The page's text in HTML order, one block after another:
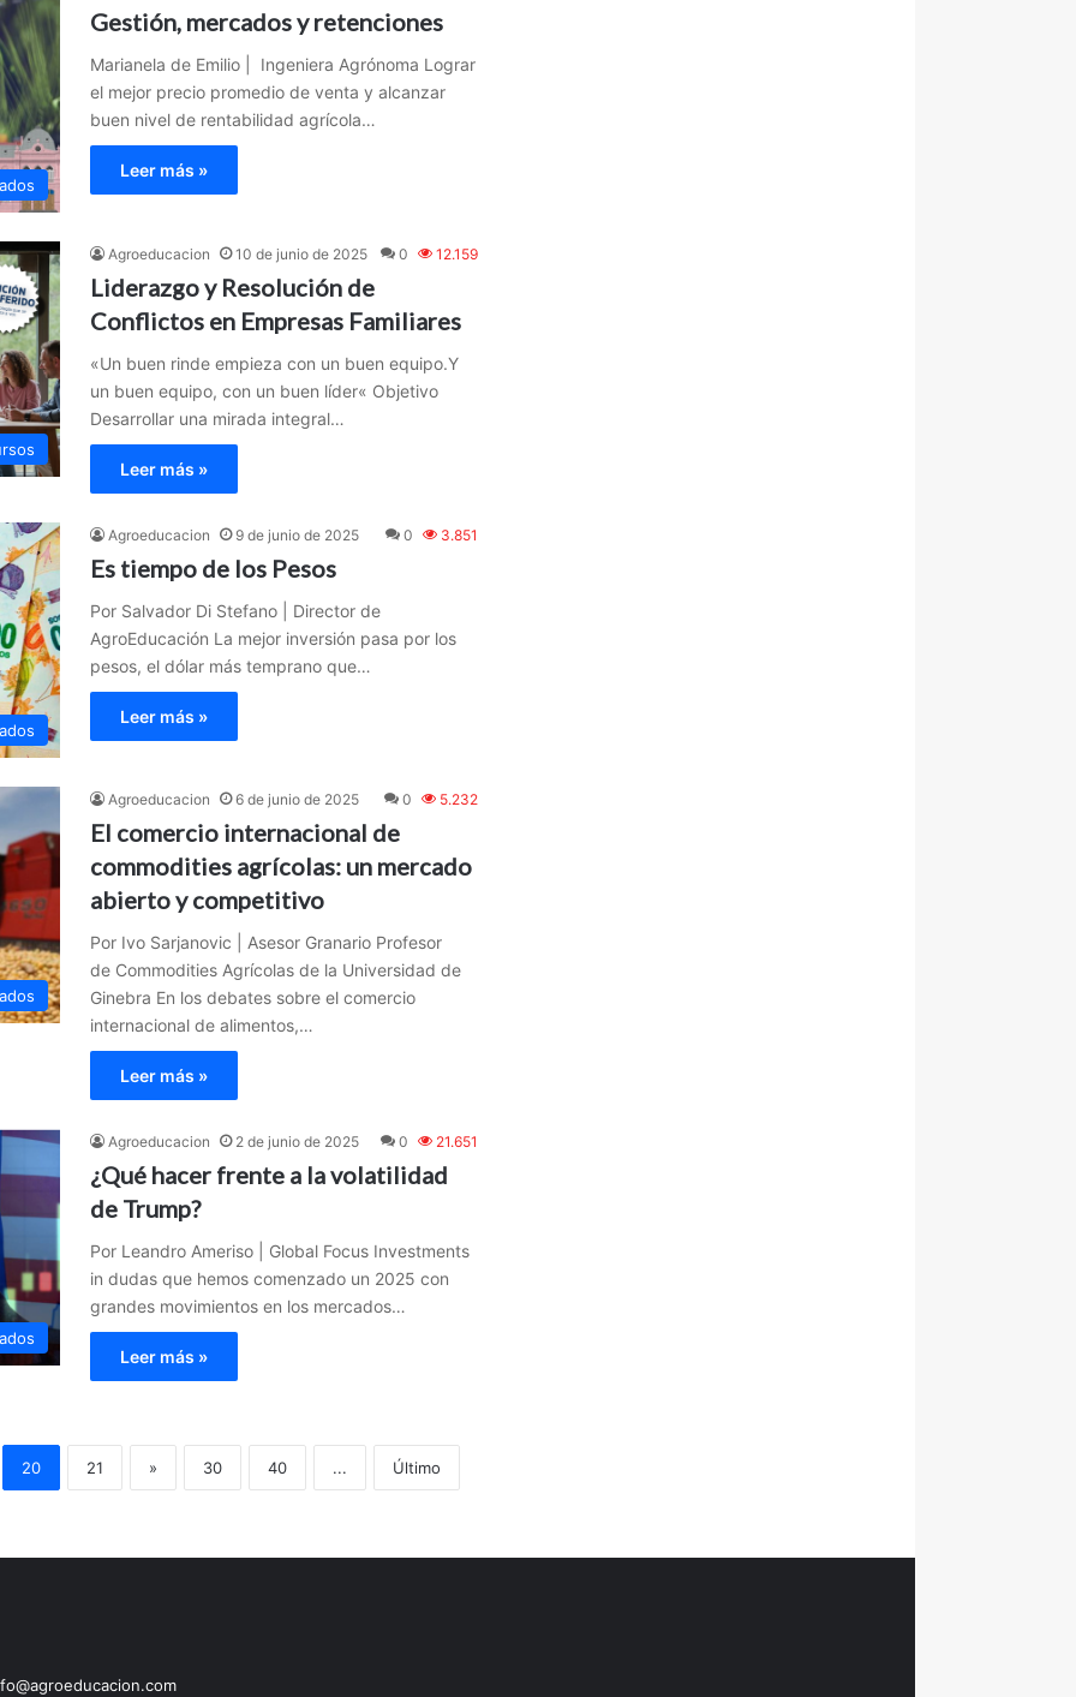
Gestión, mercados y retenciones
Marianela de Emilio | Ingeniera Agrónoma Lograr
el mejor precio promedio de venta y alcanzar
buen nivel de rentabilidad agrícola…
Leer más »
Agroeducacion 10 de junio de 2025 0 12.159
Liderazgo y Resolución de
Conflictos en Empresas Familiares
«Un buen rinde empieza con un buen equipo.Y
un buen equipo, con un buen líder« Objetivo
Desarrollar una mirada integral…
Leer más »
Agroeducacion 9 de junio de 2025 0 3.851
Es tiempo de los Pesos
Por Salvador Di Stefano | Director de
AgroEducación La mejor inversión pasa por los
pesos, el dólar más temprano que…
Leer más »
Agroeducacion 6 de junio de 2025 0 5.232
El comercio internacional de
commodities agrícolas: un mercado
abierto y competitivo
Por Ivo Sarjanovic | Asesor Granario Profesor
de Commodities Agrícolas de la Universidad de
Ginebra En los debates sobre el comercio
internacional de alimentos,…
Leer más »
Agroeducacion 2 de junio de 2025 0 21.651
¿Qué hacer frente a la volatilidad
de Trump?
Por Leandro Ameriso | Global Focus Investments
in dudas que hemos comenzado un 2025 con
grandes movimientos en los mercados…
Leer más »
20 21 » 30 40 ... Último